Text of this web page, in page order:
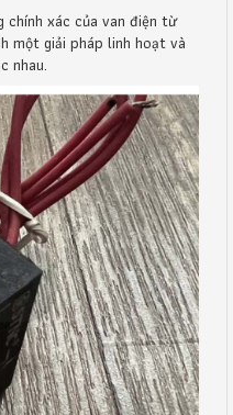
chính xác của van điện từ
một giải pháp linh hoạt và
nhau.